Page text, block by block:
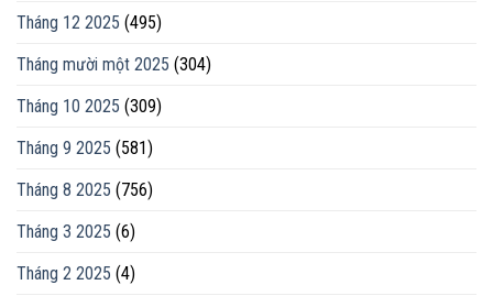
Tháng 12 2025 (495)
Tháng mười một 2025 (304)
Tháng 10 2025 (309)
Tháng 9 2025 (581)
Tháng 8 2025 (756)
Tháng 3 2025 (6)
Tháng 2 2025 (4)